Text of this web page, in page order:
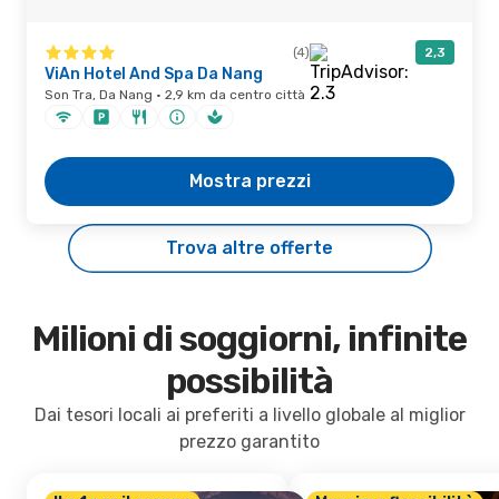
(4) 2,3
ViAn Hotel And Spa Da Nang
Son Tra, Da Nang · 2,9 km da centro città
Mostra prezzi
Trova altre offerte
Milioni di soggiorni, infinite
possibilità
Dai tesori locali ai preferiti a livello globale al miglior
prezzo garantito